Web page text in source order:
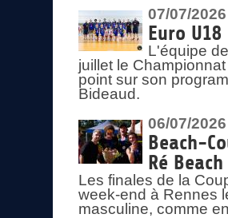
07/07/2026
Euro
L'équipe
juillet le
point sur son
Bideaud.
06/07/2026
Beach-
Ré
Les finales de la
week-end à Rennes
masculine, comme